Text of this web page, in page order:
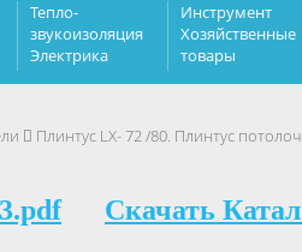
Тепло-
звукоизоляция
Электрика
Инструмент
Хозяйственные
товары
Плинтус LX- 72 /80. Плинтус
Скачать